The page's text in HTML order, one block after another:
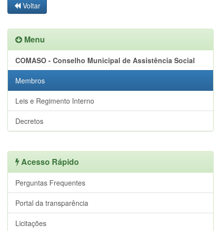
Voltar
Menu
COMASO - Conselho Municipal de Assistência Social
Membros
Leis e Regimento Interno
Decretos
Acesso Rápido
Perguntas Frequentes
Portal da transparência
Licitações